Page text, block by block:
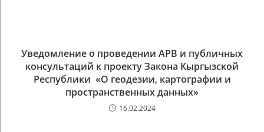
Уведомление о проведении АРВ и публичных
консультаций к проекту Закона Кыргызской
Республики «О геодезии, картографии и
пространственных данных»
16.02.2024